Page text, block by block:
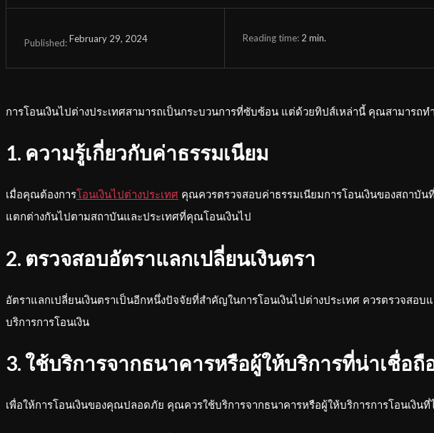
Published:February 29, 2024 Reading time: 2 min.
การโอนเงินไปต่างประเทศสามารถเป็นกระบวนการที่ซับซ้อน แต่ด้วยทิปส์เหล่านี้ คุณสามารถ
1. ความรู้เกี่ยวกับค่าธรรมเนียม
เมื่อคุณต้องการโอนเงินไปต่างประเทศ คุณควรตรวจสอบค่าธรรมเนียมการโอนเงินของสถาบั
แตกต่างกันไปตามสถาบันและประเทศที่คุณโอนเงินไป
2. ตรวจสอบอัตราแลกเปลี่ยนเงินตรา
อัตราแลกเปลี่ยนเงินตราเป็นอีกหนึ่งปัจจัยที่สำคัญในการโอนเงินไปต่างประเทศ ควรตรวจสอ
บริการการโอนเงิน
3. ใช้บริการจากธนาคารหรือผู้ให้บริการที่น่าเชื่อถื
เพื่อให้การโอนเงินของคุณปลอดภัย คุณควรใช้บริการจากธนาคารหรือผู้ให้บริการการโอนเงิน